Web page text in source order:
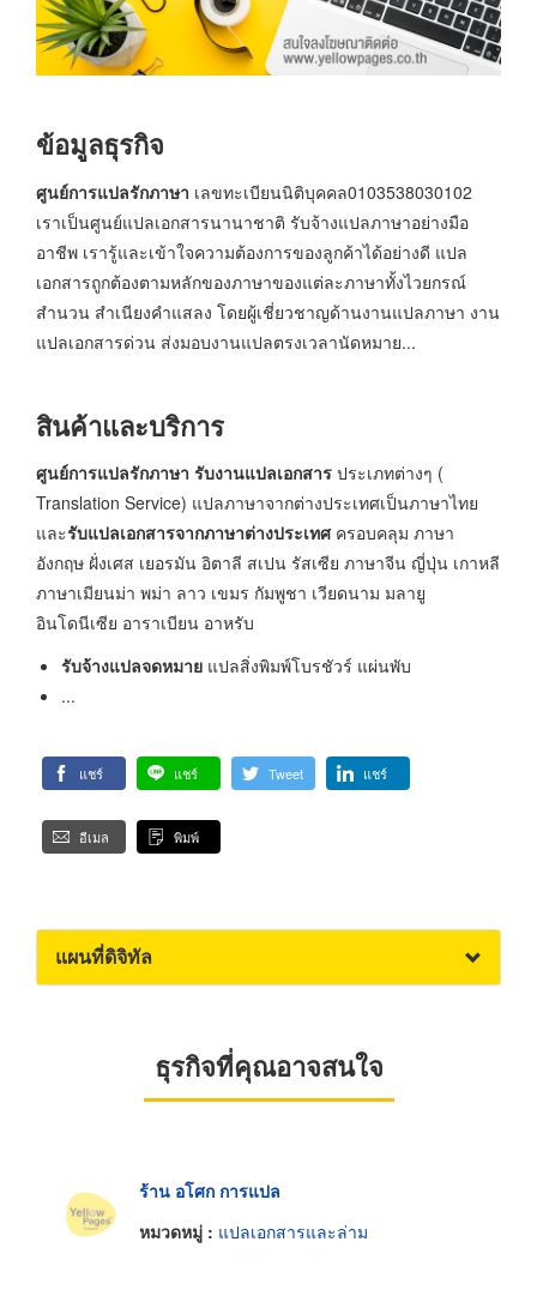
ข้อมูลธุรกิจ
ศูนย์การแปลรักภาษา เลขทะเบียนนิติบุคคล0103538030102
เราเป็นศูนย์แปลเอกสารนานาชาติ รับจ้างแปลภาษาอย่างมือ
อาชีพ เรารู้และเข้าใจความต้องการของลูกค้าได้อย่างดี แปล
เอกสารถูกต้องตามหลักของภาษาของแต่ละภาษาทั้งไวยกรณ์
สำนวน สำเนียงคำแสลง โดยผู้เชี่ยวชาญด้านงานแปลภาษา งาน
แปลเอกสารด่วน ส่งมอบงานแปลตรงเวลานัดหมาย...
สินค้าและบริการ
ศูนย์การแปลรักภาษา รับงานแปลเอกสาร ประเภทต่างๆ (
Translation Service) แปลภาษาจากต่างประเทศเป็นภาษาไทย
และรับแปลเอกสารจากภาษาต่างประเทศครอบคลุม ภาษา
อังกฤษ ฝั่งเศส เยอรมัน อิตาลี สเปน รัสเซีย ภาษาจีน ญี่ปุ่น เกาหลี
ภาษาเมียนม่า พม่า ลาว เขมร กัมพูชา เวียดนาม มลายู
อินโดนีเซีย อาราเบียน อาหรับ
รับจ้างแปลจดหมาย แปลสิ่งพิมพ์โบรชัวร์ แผ่นพับ
...
แชร์ แชร์ Tweet แชร์
อีเมล พิมพ์
แผนที่ดิจิทัล
ธุรกิจที่คุณอาจสนใจ
ร้าน อโศก การแปล
หมวดหมู่ : แปลเอกสารและล่าม